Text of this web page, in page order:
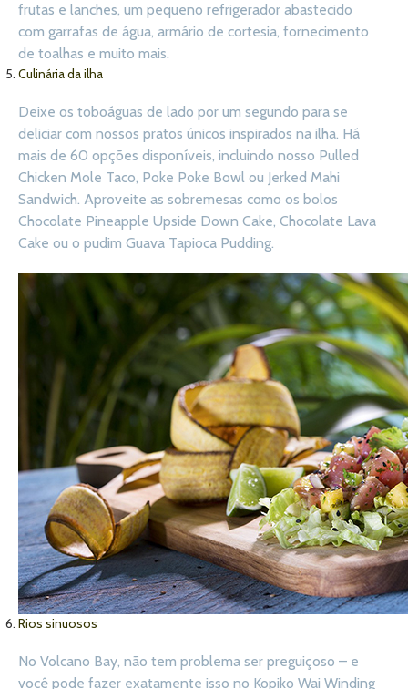
frutas e lanches, um pequeno refrigerador abastecido
com garrafas de água, armário de cortesia, fornecimento
de toalhas e muito mais.
Culinária da ilha
Deixe os toboáguas de lado por um segundo para se
deliciar com nossos pratos únicos inspirados na ilha. Há
mais de 60 opções disponíveis, incluindo nosso Pulled
Chicken Mole Taco, Poke Poke Bowl ou Jerked Mahi
Sandwich. Aproveite as sobremesas como os bolos
Chocolate Pineapple Upside Down Cake, Chocolate Lava
Cake ou o pudim Guava Tapioca Pudding.
Rios sinuosos
No Volcano Bay, não tem problema ser preguiçoso – e
você pode fazer exatamente isso no Kopiko Wai Winding